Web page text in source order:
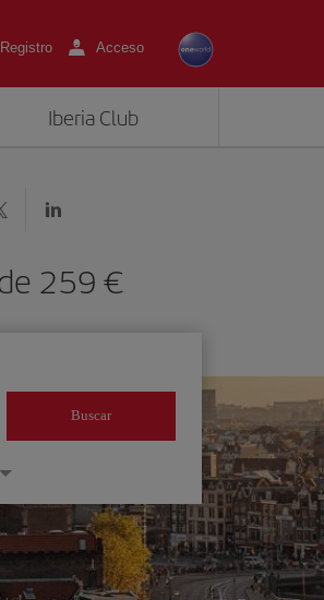
Registro Acceso
Iberia Club
259 €
Buscar